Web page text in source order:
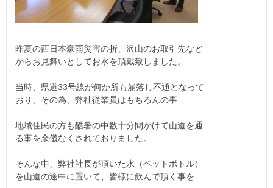
昨夏の西日本豪雨災害の折、沢山のお取引先など
からお見舞いとしてお水を頂戴致しました。
当時、県道33号線が何か所も崩落し不通となって
おり、その為、弊社従業員はもちろんの事
地域住民の方も酷暑の中数十分間かけて山道を通
る事を余儀なくされておりました。
そんな中、弊社社長が頂いた水（ペットボトル）
を山道の途中に置いて、皆様に飲んで頂く事を